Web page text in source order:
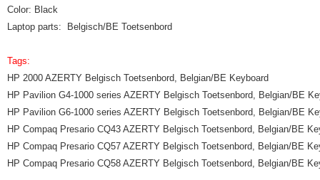
Color: Black
Laptop parts: Belgisch/BE Toetsenbord
Tags:
HP 2000 AZERTY Belgisch Toetsenbord, Belgian/BE Keyboard
HP Pavilion G4-1000 series AZERTY Belgisch Toetsenbord, Belgian/BE
HP Pavilion G6-1000 series AZERTY Belgisch Toetsenbord, Belgian/BE
HP Compaq Presario CQ43 AZERTY Belgisch Toetsenbord, Belgian/BE
HP Compaq Presario CQ57 AZERTY Belgisch Toetsenbord, Belgian/BE
HP Compaq Presario CQ58 AZERTY Belgisch Toetsenbord, Belgian/BE